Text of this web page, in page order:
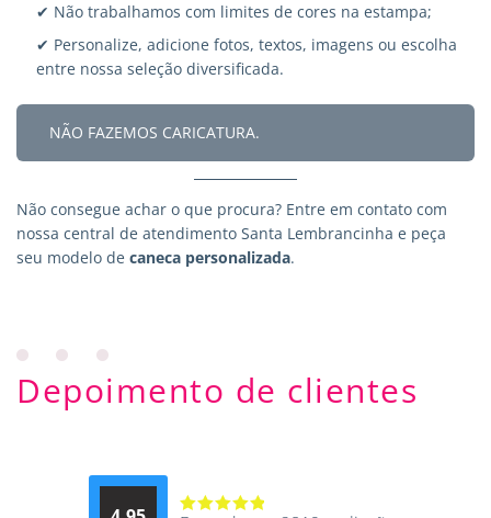
✔ Não trabalhamos com limites de cores na estampa;
✔ Personalize, adicione fotos, textos, imagens ou escolha
entre nossa seleção diversificada.
NÃO FAZEMOS CARICATURA.
Não consegue achar o que procura? Entre em contato com
nossa central de atendimento Santa Lembrancinha e peça
seu modelo de caneca personalizada.
Depoimento de clientes